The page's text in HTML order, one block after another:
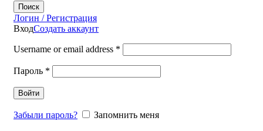
Поиск
Логин / Регистрация
ВходСоздать аккаунт
Username or email address *
Пароль *
Войти
Забыли пароль? Запомнить меня